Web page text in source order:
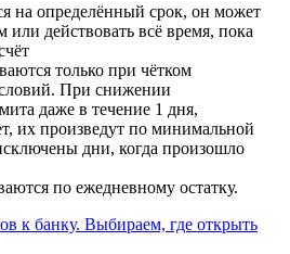
на определённый срок, он может
действовать всё время, пока
только при чётком
При снижении
даже в течение 1 дня,
их произведут по минимальной
дни, когда произошло
по ежедневному остатку.
к банку. Выбираем, где открыть